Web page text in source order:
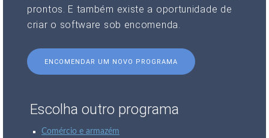
prontos. E também existe a oportunidade de
criar o software sob encomenda.
ENCOMENDAR UM NOVO PROGRAMA
Escolha outro programa
Comércio e armazém